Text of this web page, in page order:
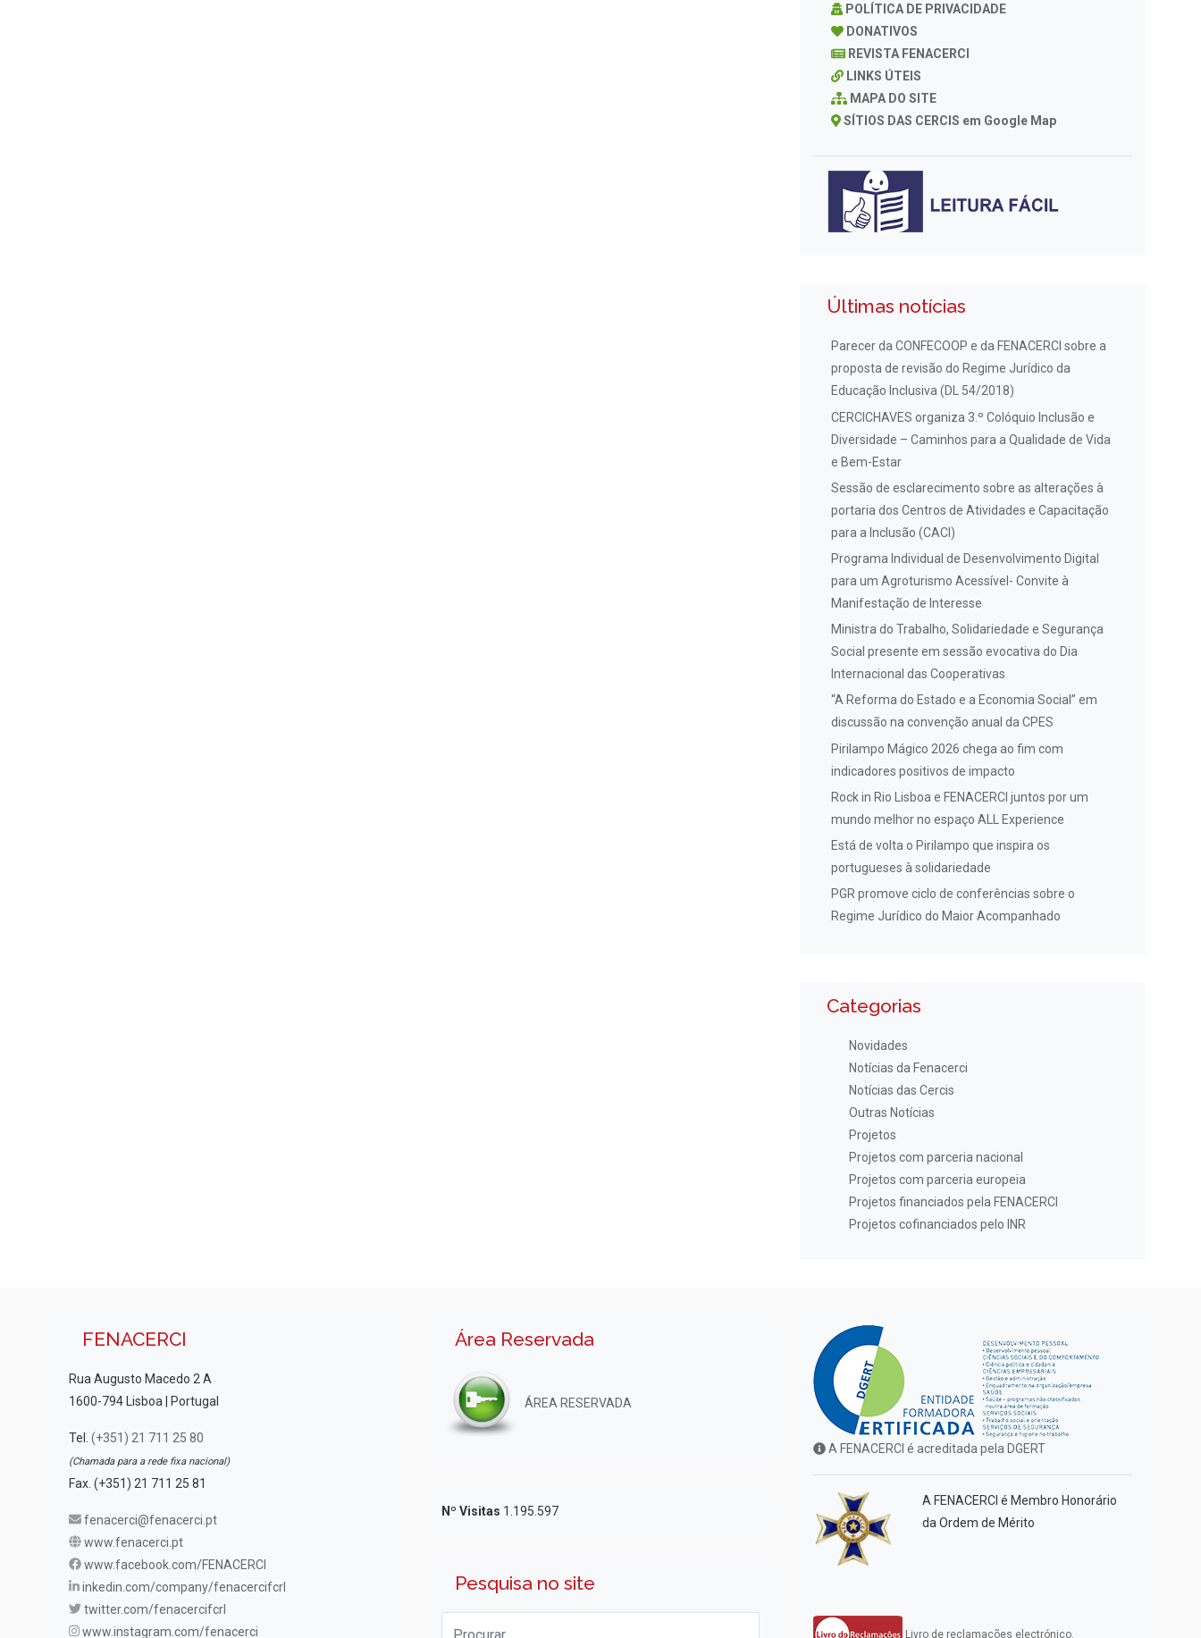
POLÍTICA DE PRIVACIDADE
DONATIVOS
REVISTA FENACERCI
LINKS ÚTEIS
MAPA DO SITE
SÍTIOS DAS CERCIS em Google Map
Últimas notícias
Parecer da CONFECOOP e da FENACERCI sobre a
proposta de revisão do Regime Jurídico da
Educação Inclusiva (DL 54/2018)
CERCICHAVES organiza 3.º Colóquio Inclusão e
Diversidade – Caminhos para a Qualidade de Vida
e Bem-Estar
Sessão de esclarecimento sobre as alterações à
portaria dos Centros de Atividades e Capacitação
para a Inclusão (CACI)
Programa Individual de Desenvolvimento Digital
para um Agroturismo Acessível- Convite à
Manifestação de Interesse
Ministra do Trabalho, Solidariedade e Segurança
Social presente em sessão evocativa do Dia
Internacional das Cooperativas
“A Reforma do Estado e a Economia Social” em
discussão na convenção anual da CPES
Pirilampo Mágico 2026 chega ao fim com
indicadores positivos de impacto
Rock in Rio Lisboa e FENACERCI juntos por um
mundo melhor no espaço ALL Experience
Está de volta o Pirilampo que inspira os
portugueses à solidariedade
PGR promove ciclo de conferências sobre o
Regime Jurídico do Maior Acompanhado
Categorias
Novidades
Notícias da Fenacerci
Notícias das Cercis
Outras Notícias
Projetos
Projetos com parceria nacional
Projetos com parceria europeia
Projetos financiados pela FENACERCI
Projetos cofinanciados pelo INR
FENACERCI
Rua Augusto Macedo 2 A
1600-794 Lisboa | Portugal
Tel. (+351) 21 711 25 80
(Chamada para a rede fixa nacional)
Fax. (+351) 21 711 25 81
fenacerci@fenacerci.pt
www.fenacerci.pt
www.facebook.com/FENACERCI
inkedin.com/company/fenacercifcrl
twitter.com/fenacercifcrl
www.instagram.com/fenacerci
Área Reservada
ÁREA RESERVADA
Nº Visitas 1.195.597
Pesquisa no site
A FENACERCI é acreditada pela DGERT
A FENACERCI é Membro Honorário
da Ordem de Mérito
Livro de reclamações electrónico.